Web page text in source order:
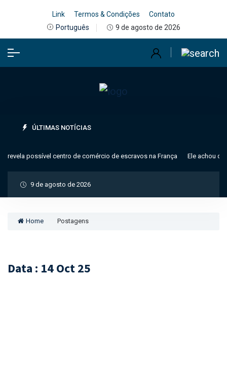
Link Termos & Condições
Contato
Português
9 de agosto de 2026
ÚLTIMAS NOTÍCIAS
possível centro de comércio de escravos na França Ele achou
9 de agosto de 2026
Home Postagens
Data : 14 Oct 25